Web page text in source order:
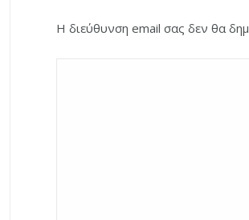
Η διεύθυνση email σας δεν θα